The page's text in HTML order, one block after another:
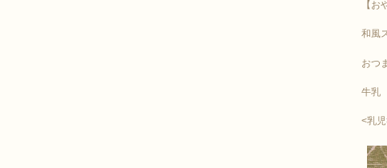
【お
和風
おつ
牛乳
<乳